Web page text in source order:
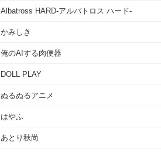
Albatross HARD‐アルバトロス ハード‐
かみしき
俺のAIする肉便器
DOLL PLAY
ぬるぬるアニメ
はやふ
あとり秋尚